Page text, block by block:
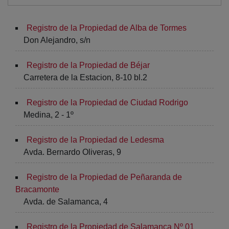
Registro de la Propiedad de Alba de Tormes
Don Alejandro, s/n
Registro de la Propiedad de Béjar
Carretera de la Estacion, 8-10 bl.2
Registro de la Propiedad de Ciudad Rodrigo
Medina, 2 - 1º
Registro de la Propiedad de Ledesma
Avda. Bernardo Oliveras, 9
Registro de la Propiedad de Peñaranda de
Bracamonte
Avda. de Salamanca, 4
Registro de la Propiedad de Salamanca Nº 01